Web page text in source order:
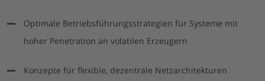
Optimale Betriebsführungsstrategien für Systeme mit
hoher Penetration an volatilen Erzeugern
Konzepte für flexible, dezentrale Netzarchitekturen